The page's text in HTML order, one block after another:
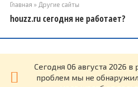
Главная » Другие сайты
houzz.ru сегодня не работает?
Cегодня 06 августа 2026 в
проблем мы не